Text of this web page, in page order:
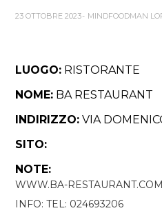
23 OTTOBRE 2023 MINDFOODMAN
LUOGO: RISTORANTE
NOME: BA RESTAURANT
INDIRIZZO: VIA
SITO:
NOTE:
WWW.BA-RESTAURANT.COM
INFO: TEL: 024693206